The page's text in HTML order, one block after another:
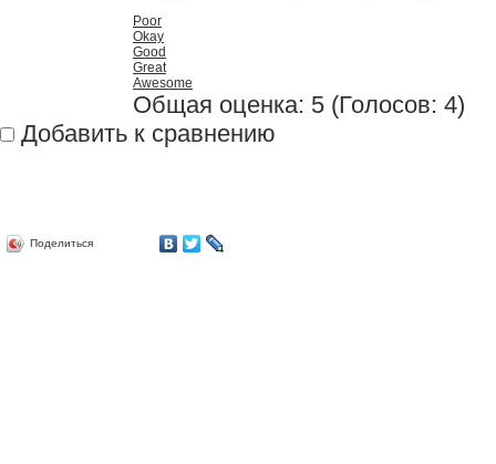
Poor
Okay
Good
Great
Awesome
Общая оценка: 5 (Голосов: 4)
Добавить к сравнению
Поделиться